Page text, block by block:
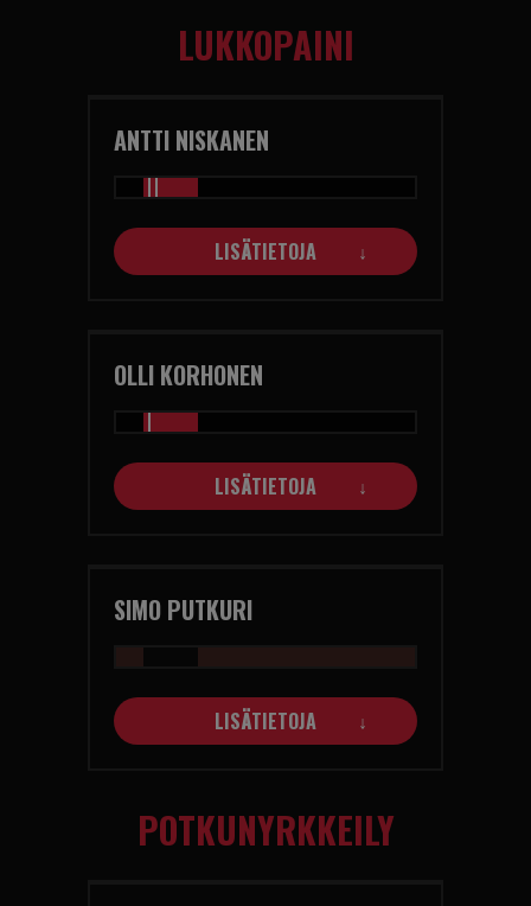
LUKKOPAINI
ANTTI NISKANEN
LISÄTIETOJA
OLLI KORHONEN
LISÄTIETOJA
SIMO PUTKURI
LISÄTIETOJA
POTKUNYRKKEILY